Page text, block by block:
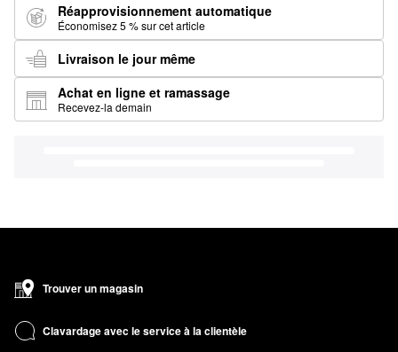
Réapprovisionnement automatique
Économisez 5 % sur cet article
Livraison le jour même
Achat en ligne et ramassage
Recevez-la demain
Trouver un magasin
Clavardage avec le service à la clientèle